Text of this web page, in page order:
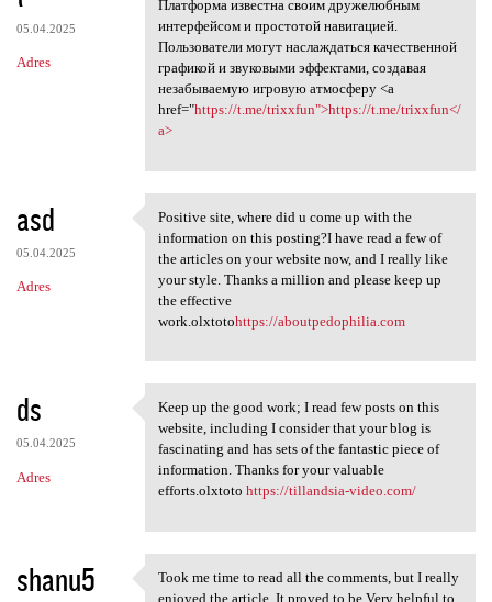
05.04.2025
Adres
Платформа известна своим дружелюбным
интерфейсом и простотой навигацией.
Пользователи могут наслаждаться качественной
графикой и звуковыми эффектами, создавая
незабываемую игровую атмосферу <a
href="https://t.me/trixxfun">https://t.me/trixxfun</
a>
asd
05.04.2025
Adres
Positive site, where did u
Positive site, where did u come up with the
information on this posting?I have read a few of
the articles on your website now, and I really like
your style. Thanks a million and please keep up
the effective
work.olxtotohttps://aboutpedophilia.com
ds
05.04.2025
Adres
Keep up the good work; I read
Keep up the good work; I read few posts on this
website, including I consider that your blog is
fascinating and has sets of the fantastic piece of
information. Thanks for your valuable
efforts.olxtoto https://tillandsia-video.com/
shanu5 Took me time to read all the
Took me time to read all the comments, but I really
enjoyed the article. It proved to be Very helpful to